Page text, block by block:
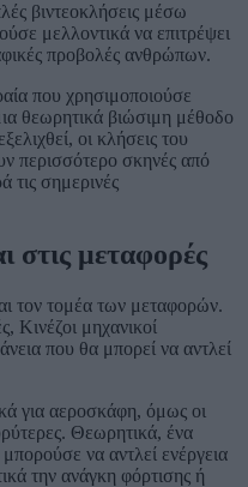
βιντεοκλήσεις μέσω
μελλοντικά να επιτρέψει
προβολές ανθρώπων.
που χρησιμοποιούσε
θεωρητικά βιώσιμη μέθοδο
οι κλήσεις του
περισσότερο σκηνές από
τις σημερινές
στις μεταφορές
τον τομέα των μεταφορών.
Κινέζοι μηχανικοί
που θα μπορεί να αντλεί
για αεροσκάφη, όμως οι
Θεωρητικά, ένα
να αντλεί ενέργεια
την ανάγκη φόρτισης ή